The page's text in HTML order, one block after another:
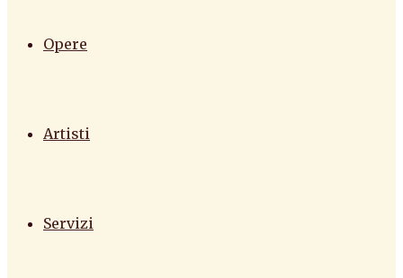
Opere
Artisti
Servizi